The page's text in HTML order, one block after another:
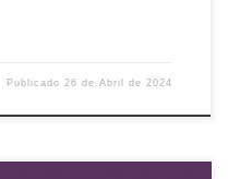
Publicado 26 de Abril de 2024